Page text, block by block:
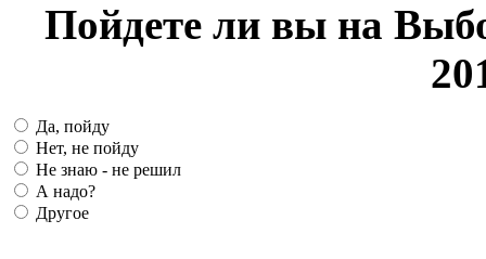
Пойдете ли вы на
Да, пойду
Нет, не пойду
Не знаю - не решил
А надо?
Другое